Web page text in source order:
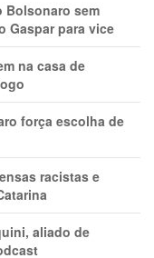
Bolsonaro sem
Gaspar para vice
na casa de
força escolha de
racistas e
aliado de